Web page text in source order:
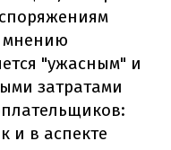
мнению
"ужасным" и
затратами
и в аспекте